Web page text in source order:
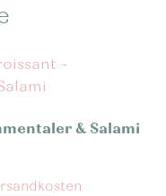
& Salami